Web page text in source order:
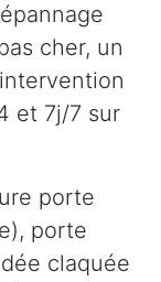
cher, un
et 7j/7 sur
porte
porte
claquée